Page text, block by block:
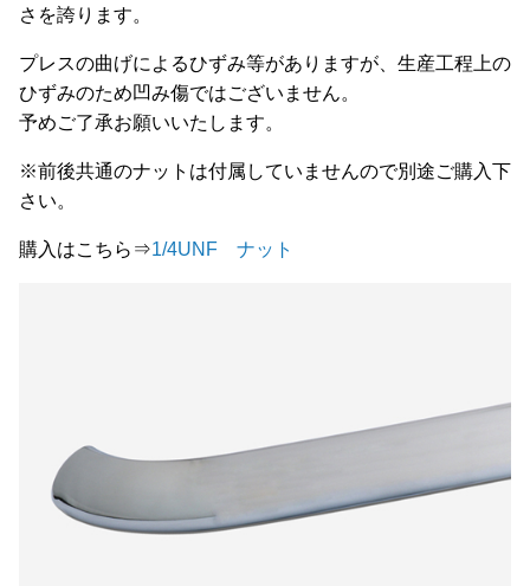
さを誇ります。
プレスの曲げによるひずみ等がありますが、生産工程上の
ひずみのため凹み傷ではございません。
予めご了承お願いいたします。
※前後共通のナットは付属していませんので別途ご購入下
さい。
購入はこちら⇒1/4UNF ナット